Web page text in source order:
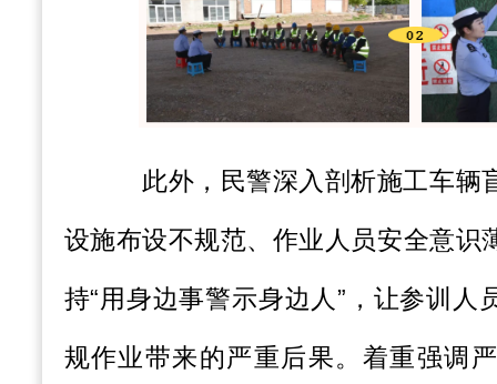
此外，民警深入剖析施工车辆
设施布设不规范、作业人员安全意识
持“用身边事警示身边人”，让参训人
规作业带来的严重后果。着重强调